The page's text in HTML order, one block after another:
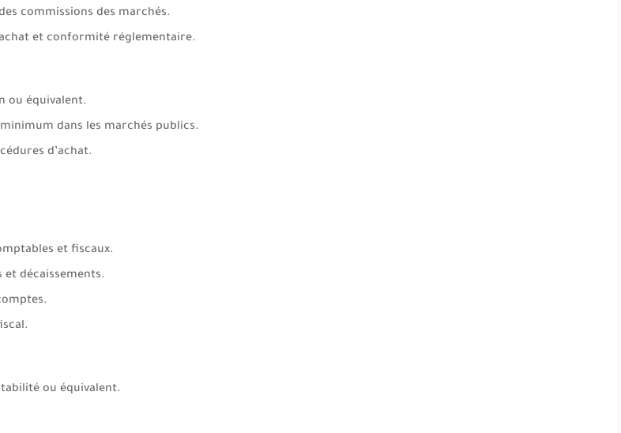
commissions des marchés.
et conformité réglementaire.
ou équivalent.
dans les marchés publics.
d’achat.
et fiscaux.
et décaissements.
ou équivalent.